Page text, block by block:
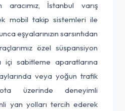
aracımız, İstanbul varış
mobil takip sistemleri ile
eşyalarınızın sarsıntıdan
özel süspansiyon
sabitleme aparatlarına
veya yoğun trafik
üzerinde deneyimli
yan yolları tercih ederek